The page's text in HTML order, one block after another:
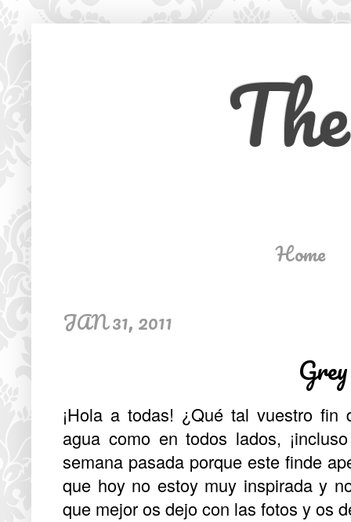
Home
JAN 31, 2011
¡Hola a todas! ¿Qué tal vuestro
agua como en todos lados,
semana pasada porque este finde
que hoy no estoy muy inspirada y
que mejor os dejo con las fotos y os